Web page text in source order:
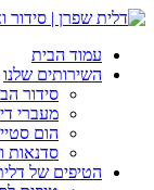
עמוד הבית
השירותים שלנו
סידור
מעברי
הום
סדנאות
הטיפים של